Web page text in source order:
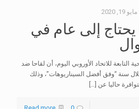
مايو 19, 2020
يحتاج إلى عام في
التابعة للاتحاد الأوروبي اليوم، أن لقاحا ضد
خلال سنة “وفق أفضل السيناريوهات”، وذلك
حاليا عن